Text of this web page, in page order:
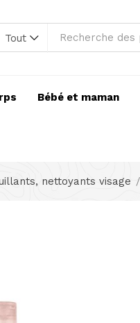
Tout
Bébé et maman
nettoyants visage